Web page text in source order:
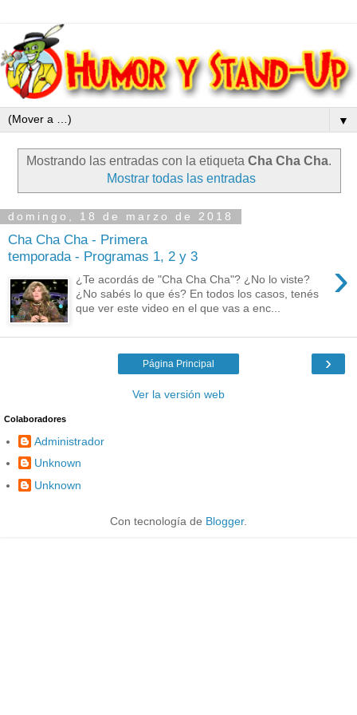
▼
Mostrando las entradas con la etiqueta Cha Cha Cha.
Mostrar todas las entradas
domingo, 18 de marzo de 2018
Cha Cha Cha - Primera
temporada - Programas 1, 2 y 3
›
¿Te acordás de "Cha Cha Cha"? ¿No lo viste?
¿No sabés lo que és? En todos los casos, tenés
que ver este video en el que vas a enc...
›
Página Principal
Ver la versión web
Colaboradores
Administrador
Unknown
Unknown
Con tecnología de Blogger.